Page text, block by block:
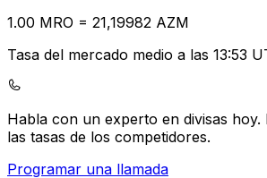
1.00 MRO = 21,19982 AZM
Tasa del mercado medio a las 13:53
Habla con un experto en divisas hoy.
las tasas de los competidores.
Programar una llamada